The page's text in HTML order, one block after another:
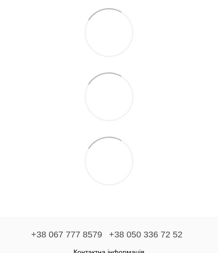
+38 067 777 8579 +38 050 336 72 52